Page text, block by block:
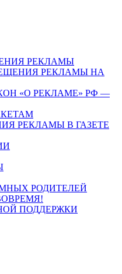
РЕКЛАМЫ
РЕКЛАМЫ НА
«О РЕКЛАМЕ» РФ —
РЕКЛАМЫ В ГАЗЕТЕ
РОДИТЕЛЕЙ
ПОДДЕРЖКИ